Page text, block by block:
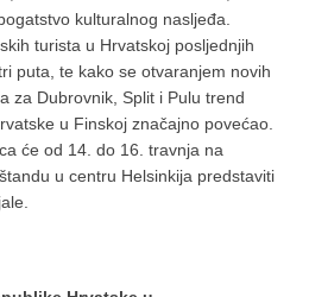
kulturalnog nasljeđa.
turista u Hrvatskoj posljednjih
puta, te kako se otvaranjem novih
za Dubrovnik, Split i Pulu trend
u Finskoj značajno povećao.
će od 14. do 16. travnja na
u centru Helsinkija predstaviti